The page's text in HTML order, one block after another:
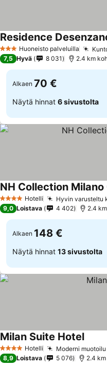
3 Tähtiluokitus
Huoneisto palveluilla
Residence
7,5 Hyvä 8 031 2.4 km
Alkaen 70 €
Näytä hinnat 6 sivustolta
4 Tähtiluokitus
Hotelli Hyvin varusteltu
NH Collection
9,0 Loistava 4 402 2.4
Alkaen 148 €
Näytä hinnat 13 sivustolta
4 Tähtiluokitus
Hotelli Moderni
Milan Suite Hotel
8,9 Loistava 5 076 2.4